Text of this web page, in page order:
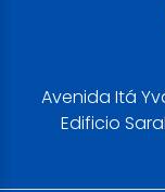
Avenida Itá
Edificio